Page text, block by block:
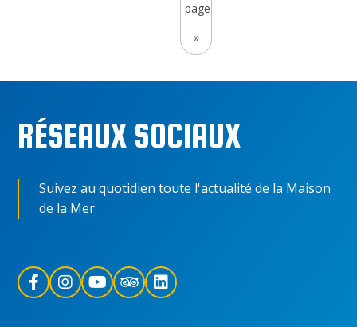
page
»
RÉSEAUX SOCIAUX
Suivez au quotidien toute l'actualité de la Maison
de la Mer